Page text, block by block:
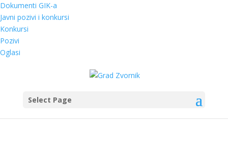
Dokumenti GIK-a
Javni pozivi i konkursi
Konkursi
Pozivi
Oglasi
Select Page